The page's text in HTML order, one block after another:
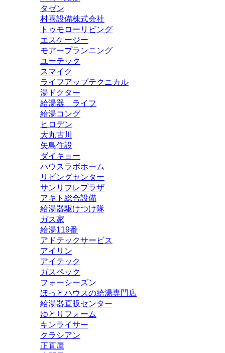
タゼン
村喜設備株式会社
トゥモローリビング
エスケージー
モアープランニング
ユーテック
スマイク
ライフアップテクニカル
湯ドクター
給湯器 ライフ
給湯コング
ヒロデン
大丸古川
矢島住設
ダイキョー
ハウスラボホーム
リビングセンター
サンリフレプラザ
アキト総合設備
給湯器駆けつけ隊
ガス家
給湯119番
アドテックサービス
アイリン
アイテック
ガスペック
フォーシーズン
ほっとハウスの給湯専門店
給湯器直販センター
ゆとりフォーム
キンライサー
クラシアン
正直屋